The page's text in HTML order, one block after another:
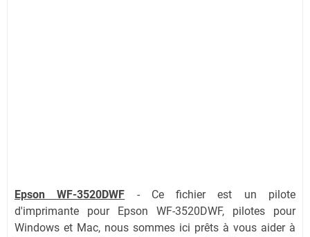
Epson WF-3520DWF - Ce fichier est un pilote
d'imprimante pour Epson WF-3520DWF, pilotes pour
Windows et Mac, nous sommes ici prêts à vous aider à